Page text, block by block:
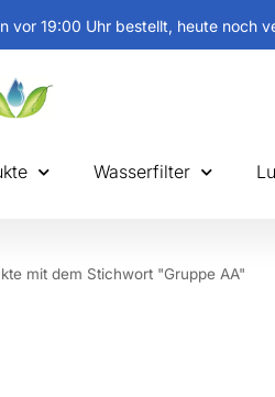
vor 19:00 Uhr bestellt, heute noch
ab 60 € (NL / BE / DE)
Wasserfilter
mit dem Stichwort "Gruppe AA"